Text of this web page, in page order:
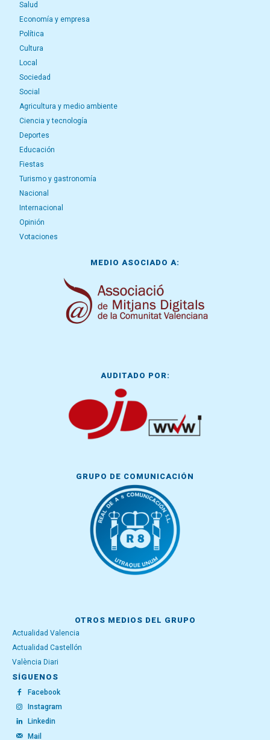
Salud
Economía y empresa
Política
Cultura
Local
Sociedad
Social
Agricultura y medio ambiente
Ciencia y tecnología
Deportes
Educación
Fiestas
Turismo y gastronomía
Nacional
Internacional
Opinión
Votaciones
MEDIO ASOCIADO A:
AUDITADO POR:
GRUPO DE COMUNICACIÓN
OTROS MEDIOS DEL GRUPO
Actualidad Valencia
Actualidad Castellón
València Diari
SÍGUENOS
Facebook
Instagram
Linkedin
Mail